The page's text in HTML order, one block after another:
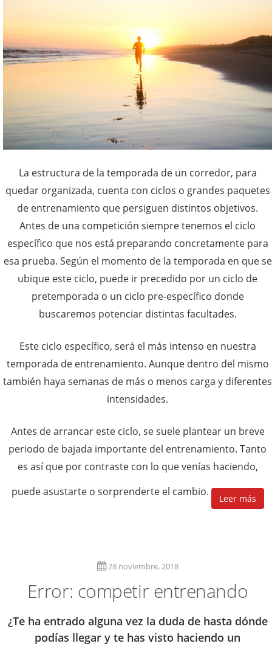
La estructura de la temporada de un corredor, para
quedar organizada, cuenta con ciclos o grandes paquetes
de entrenamiento que persiguen distintos objetivos.
Antes de una competición siempre tenemos el ciclo
específico que nos está preparando concretamente para
esa prueba. Según el momento de la temporada en que se
ubique este ciclo, puede ir precedido por un ciclo de
pretemporada o un ciclo pre-específico donde
buscaremos potenciar distintas facultades.
Este ciclo específico, será el más intenso en nuestra
temporada de entrenamiento. Aunque dentro del mismo
también haya semanas de más o menos carga y diferentes
intensidades.
Antes de arrancar este ciclo, se suele plantear un breve
periodo de bajada importante del entrenamiento. Tanto
es así que por contraste con lo que venías haciendo,
puede asustarte o sorprenderte el cambio.
Leer más
28 noviembre, 2018
Error: competir entrenando
¿Te ha entrado alguna vez la duda de hasta dónde
podías llegar y te has visto haciendo un